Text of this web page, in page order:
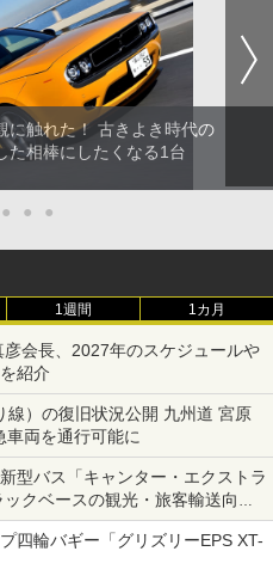
に触れた！ 古きよき時代の
た相棒にしたくなる1台
● ● ●
1週間 1カ月
会長、2027年のスケジュールや
紹介
線）の復旧状況公開 九州道 宮原
車両を通行可能に
型バス「キャンター・エクストラ
クベースの観光・旅客輸送向け
四輪バギー「グリズリーEPS XT-